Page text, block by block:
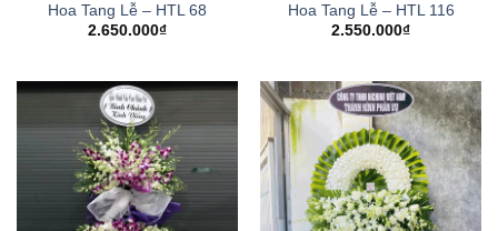
Hoa Tang Lễ – HTL 68
2.650.000₫
Hoa Tang Lễ – HTL 116
2.550.000₫